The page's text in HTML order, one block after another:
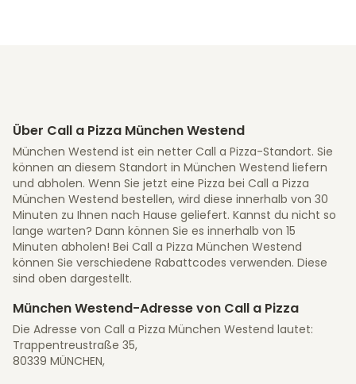
Über Call a Pizza München Westend
München Westend ist ein netter Call a Pizza-Standort. Sie
können an diesem Standort in München Westend liefern
und abholen. Wenn Sie jetzt eine Pizza bei Call a Pizza
München Westend bestellen, wird diese innerhalb von 30
Minuten zu Ihnen nach Hause geliefert. Kannst du nicht so
lange warten? Dann können Sie es innerhalb von 15
Minuten abholen! Bei Call a Pizza München Westend
können Sie verschiedene Rabattcodes verwenden. Diese
sind oben dargestellt.
München Westend-Adresse von Call a Pizza
Die Adresse von Call a Pizza München Westend lautet:
Trappentreustraße 35,
80339 MÜNCHEN,